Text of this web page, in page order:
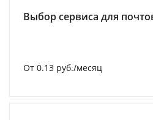
Выбор сервиса для
От 0.13 руб./месяц